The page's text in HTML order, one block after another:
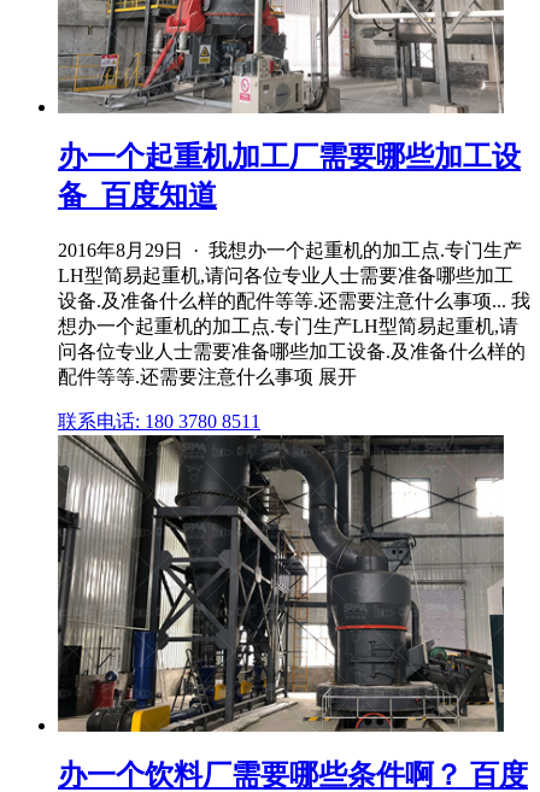
办一个起重机加工厂需要哪些加工设
备_百度知道
2016年8月29日 · 我想办一个起重机的加工点.专门生产
LH型简易起重机,请问各位专业人士需要准备哪些加工
设备.及准备什么样的配件等等.还需要注意什么事项... 我
想办一个起重机的加工点.专门生产LH型简易起重机,请
问各位专业人士需要准备哪些加工设备.及准备什么样的
配件等等.还需要注意什么事项 展开
联系电话: 180 3780 8511
办一个饮料厂需要哪些条件啊？ 百度